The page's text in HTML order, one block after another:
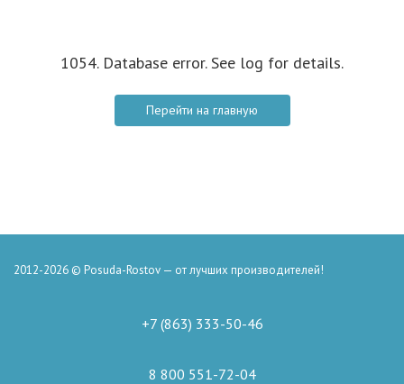
1054. Database error. See log for details.
Перейти на главную
2012-2026 © Posuda-Rostov — от лучших производителей!
+7 (863) 333-50-46
8 800 551-72-04